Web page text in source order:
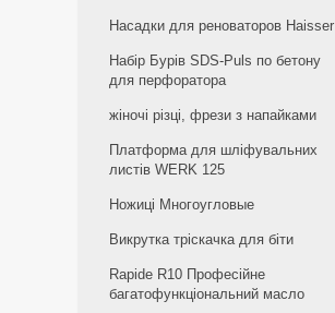
Насадки для реноваторов Haisser
Набір Бурів SDS-Puls по бетону
для перфоратора
жіночі різці, фрези з напайками
Платформа для шліфувальних
листів WERK 125
Ножиці Многоугловые
Викрутка тріскачка для біти
Rapide R10 Професійне
багатофункціональний масло